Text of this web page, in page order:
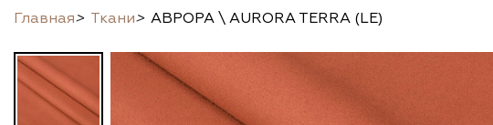
Главная> Ткани> АВРОРА \ AURORA TERRA (LE)